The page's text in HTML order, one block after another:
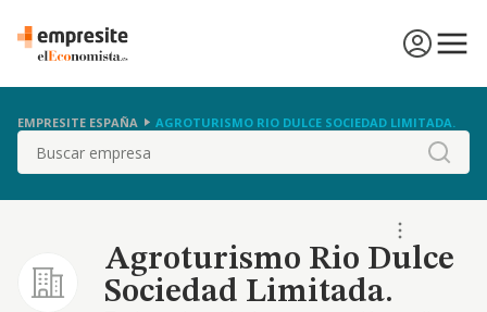
EMPRESITE ESPAÑA AGROTURISMO RIO DULCE SOCIEDAD LIMITADA.
Buscar
Agroturismo Rio Dulce
Sociedad Limitada.